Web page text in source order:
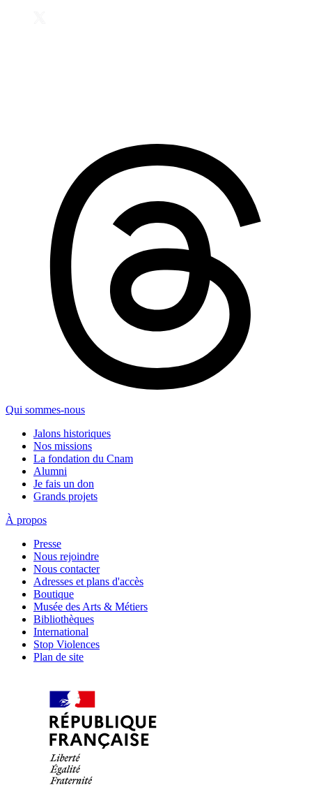
Qui sommes-nous
Jalons historiques
Nos missions
La fondation du Cnam
Alumni
Je fais un don
Grands projets
À propos
Presse
Nous rejoindre
Nous contacter
Adresses et plans d'accès
Boutique
Musée des Arts & Métiers
Bibliothèques
International
Stop Violences
Plan de site